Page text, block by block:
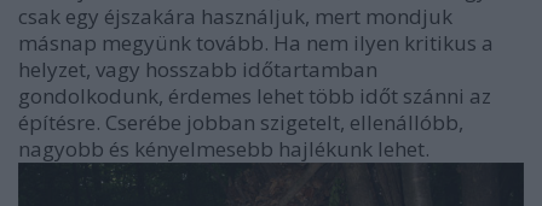
csak egy éjszakára használjuk, mert mondjuk
másnap megyünk tovább. Ha nem ilyen kritikus a
helyzet, vagy hosszabb időtartamban
gondolkodunk, érdemes lehet több időt szánni az
építésre. Cserébe jobban szigetelt, ellenállóbb,
nagyobb és kényelmesebb hajlékunk lehet.